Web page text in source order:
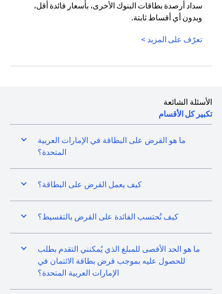
سداد أرصدة بطاقات البنوك الأخرى، بأسعار فائدة أقل،
وبدون أي أقساط ثابتة.
تعرّف على المزيد >
الأسئلة الشائعة
تكبير كل الأقسام
ما هو القرض على البطاقة في الإمارات العربية
المتحدة؟
كيف يعمل القرض على البطاقة؟
كيف تُحتسب الفائدة على القرض بالتقسيط؟
ما هو الحد الأقصى للمبلغ الذي يُمكنني التقدم بطلب
للحصول عليه بموجب قرض بطاقة الائتمان في
الإمارات العربية المتحدة؟